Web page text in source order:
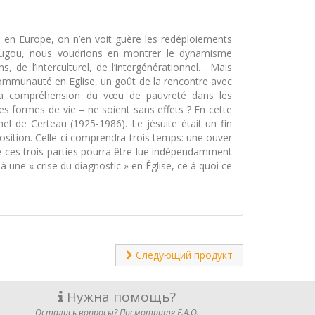
Europe, on n’en voit guère les redéploiements
nous voudrions en montrer le dynamisme
de l’interculturel, de l’intergénérationnel… Mais
en Eglise, un goût de la rencontre avec
compréhension du vœu de pauvreté dans les
formes de vie – ne soient sans effets ? En cette
de Certeau (1925-1986). Le jésuite était un fin
Celle-ci comprendra trois temps: une ouver
trois parties pourra être lue indépendamment
une « crise du diagnostic » en Église, ce à quoi ce
Следующий продукт
Нужна помощь?
Остались вопросы? Посмотрите F.A.Q.